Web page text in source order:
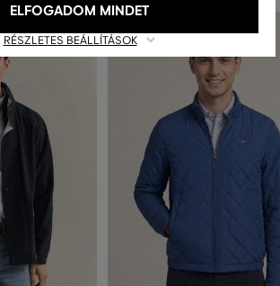
RÉSZLETES BEÁLLÍTÁSOK
ELFOGADOM MINDET